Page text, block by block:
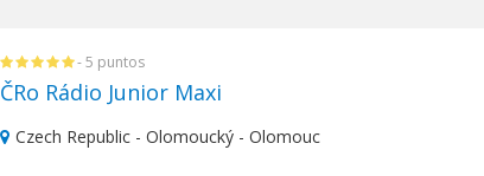
- 5 puntos
ČRo Rádio Junior Maxi
Czech Republic - Olomoucký - Olomouc